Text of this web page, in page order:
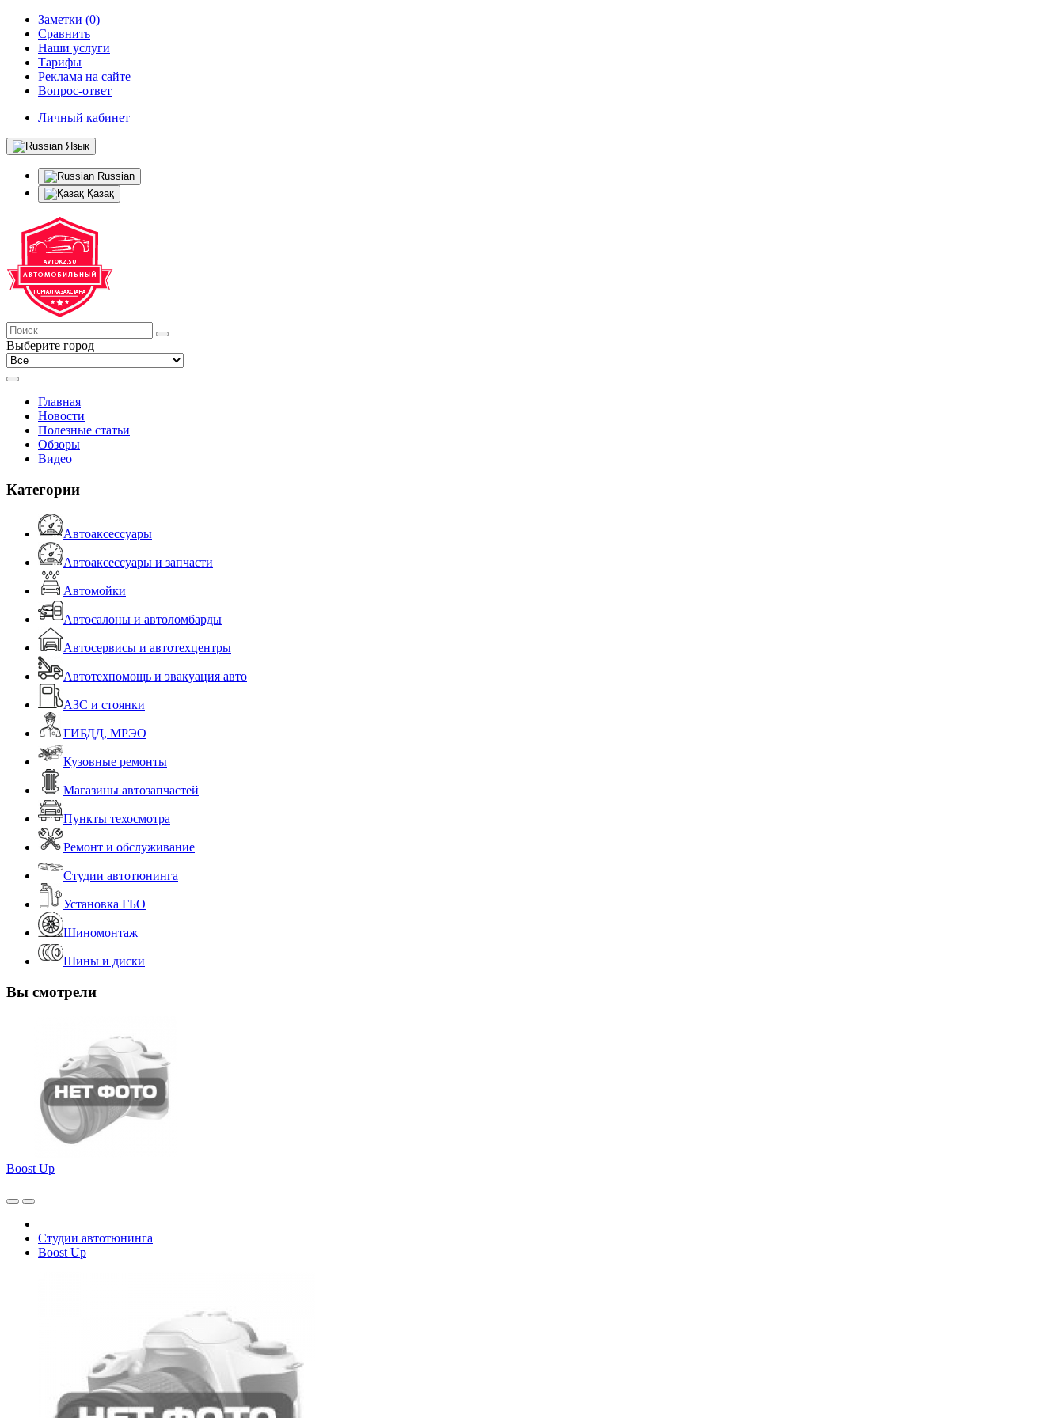
Заметки (0)
Сравнить
Наши услуги
Тарифы
Реклама на сайте
Вопрос-ответ
Личный кабинет
Язык
Russian
Қазақ
Выберите город
Главная
Новости
Полезные статьи
Обзоры
Видео
Категории
Автоаксессуары
Автоаксессуары и запчасти
Автомойки
Автосалоны и автоломбарды
Автосервисы и автотехцентры
Автотехпомощь и эвакуация авто
АЗС и стоянки
ГИБДД, МРЭО
Кузовные ремонты
Магазины автозапчастей
Пункты техосмотра
Ремонт и обслуживание
Студии автотюнинга
Установка ГБО
Шиномонтаж
Шины и диски
Вы смотрели
Boost Up
Студии автотюнинга
Boost Up